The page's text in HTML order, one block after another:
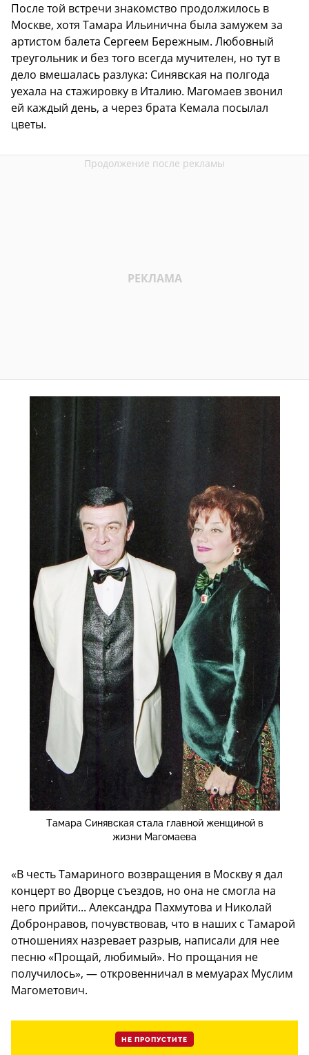
После той встречи знакомство продолжилось в
Москве, хотя Тамара Ильинична была замужем за
артистом балета Сергеем Бережным. Любовный
треугольник и без того всегда мучителен, но тут в
дело вмешалась разлука: Синявская на полгода
уехала на стажировку в Италию. Магомаев звонил
ей каждый день, а через брата Кемала посылал
цветы.
Тамара Синявская стала главной женщиной в
жизни Магомаева
«В честь Тамариного возвращения в Москву я дал
концерт во Дворце съездов, но она не смогла на
него прийти... Александра Пахмутова и Николай
Добронравов, почувствовав, что в наших с Тамарой
отношениях назревает разрыв, написали для нее
песню «Прощай, любимый». Но прощания не
получилось», — откровенничал в мемуарах Муслим
Магометович.
НЕ ПРОПУСТИТЕ